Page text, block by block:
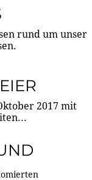
rund um unser
2017 mit